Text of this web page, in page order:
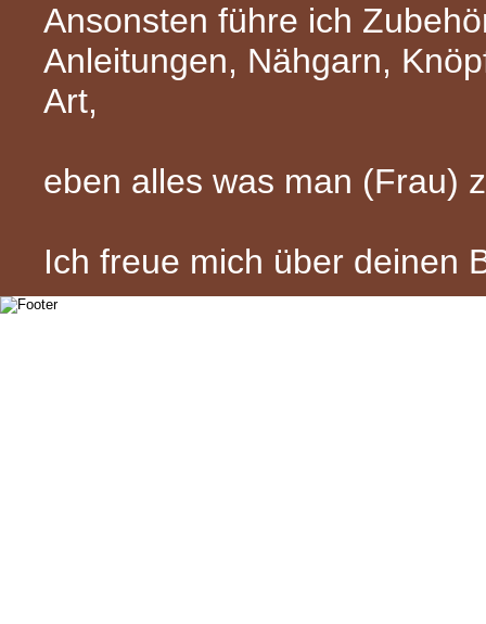
Ansonsten führe ich
Anleitungen, Nähgarn,
Art,
eben alles was man (Frau)
Ich freue mich über deinen